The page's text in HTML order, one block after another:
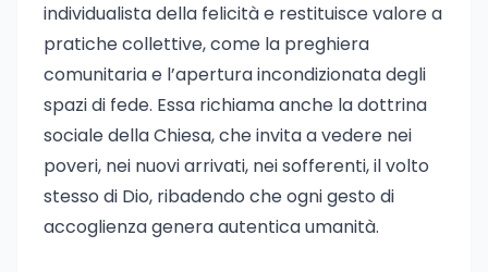
individualista della felicità e restituisce valore a
pratiche collettive, come la preghiera
comunitaria e l’apertura incondizionata degli
spazi di fede. Essa richiama anche la dottrina
sociale della Chiesa, che invita a vedere nei
poveri, nei nuovi arrivati, nei sofferenti, il volto
stesso di Dio, ribadendo che ogni gesto di
accoglienza genera autentica umanità.